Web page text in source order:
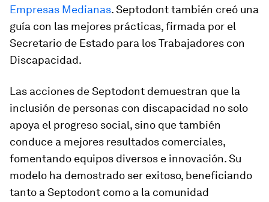
Empresas Medianas. Septodont también creó una
guía con las mejores prácticas, firmada por el
Secretario de Estado para los Trabajadores con
Discapacidad.
Las acciones de Septodont demuestran que la
inclusión de personas con discapacidad no solo
apoya el progreso social, sino que también
conduce a mejores resultados comerciales,
fomentando equipos diversos e innovación. Su
modelo ha demostrado ser exitoso, beneficiando
tanto a Septodont como a la comunidad